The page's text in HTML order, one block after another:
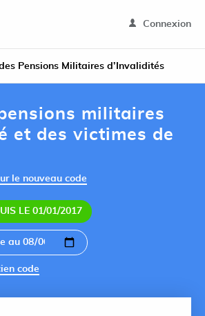
Connexion
Pensions Militaires d’Invalidités
militaires
et des victimes de
le nouveau code
LE 01/01/2017
code